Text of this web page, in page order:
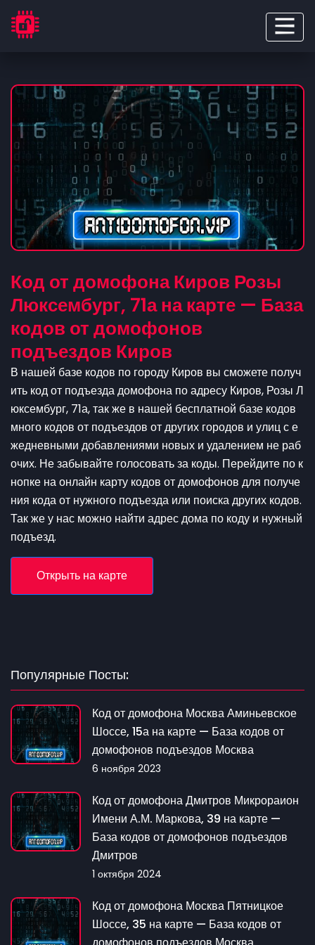
Код от домофона Киров Розы
Люксембург, 71а на карте — База
кодов от домофонов
подъездов Киров
В нашей базе кодов по городу Киров вы сможете получ
ить код от подъезда домофона по адресу Киров, Розы Л
юксембург, 71а, так же в нашей бесплатной базе кодов
много кодов от подъездов от других городов и улиц с е
жедневными добавлениями новых и удалением не раб
очих. Не забывайте голосовать за коды. Перейдите по к
нопке на онлайн карту кодов от домофонов для получе
ния кода от нужного подъезда или поиска других кодов.
Так же у нас можно найти адрес дома по коду и нужный
подъезд.
Открыть на карте
Популярные Посты:
Код от домофона Москва Аминьевское
Шоссе, 15а на карте — База кодов от
домофонов подъездов Москва
6 ноября 2023
Код от домофона Дмитров Микрораион
Имени А.М. Маркова, 39 на карте —
База кодов от домофонов подъездов
Дмитров
1 октября 2024
Код от домофона Москва Пятницкое
Шоссе, 35 на карте — База кодов от